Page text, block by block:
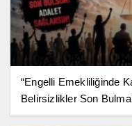
“Engelli Emekliliğinde
Belirsizlikler Son